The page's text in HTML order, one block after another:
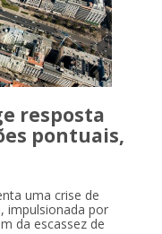
resposta
pontuais,
uma crise de
impulsionada por
da escassez de